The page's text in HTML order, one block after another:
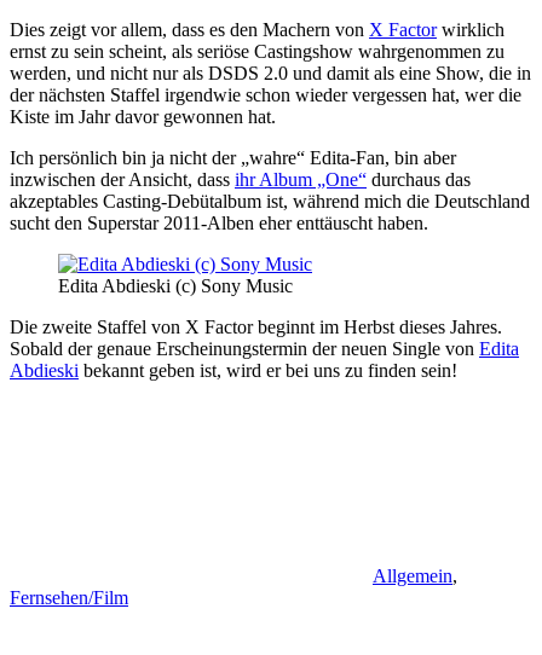
Dies zeigt vor allem, dass es den Machern von X Factorwirklich
ernst zu sein scheint, als seriöse Castingshow wahrgenommen zu
werden, und nicht nur als DSDS 2.0 und damit als eine Show, die in
der nächsten Staffel irgendwie schon wieder vergessen hat, wer die
Kiste im Jahr davor gewonnen hat.
Ich persönlich bin ja nicht der „wahre“ Edita-Fan, bin aber
inzwischen der Ansicht, dass ihr Album „One“ durchaus das
akzeptables Casting-Debütalbum ist, während mich die Deutschland
sucht den Superstar 2011-Alben eher enttäuscht haben.
Edita Abdieski (c) Sony Music
Die zweite Staffel von X Factor beginnt im Herbst dieses Jahres.
Sobald der genaue Erscheinungstermin der neuen Single von Edita
Abdieski bekannt geben ist, wird er bei uns zu finden sein!
Allgemein,
Fernsehen/Film